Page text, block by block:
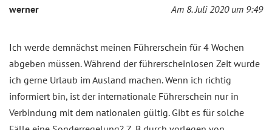
werner Am 8. Juli 2020 um 9:49
Ich werde demnächst meinen Führerschein für 4 Wochen
abgeben müssen. Während der führerscheinlosen Zeit wurde
ich gerne Urlaub im Ausland machen. Wenn ich richtig
informiert bin, ist der internationale Führerschein nur in
Verbindung mit dem nationalen gültig. Gibt es für solche